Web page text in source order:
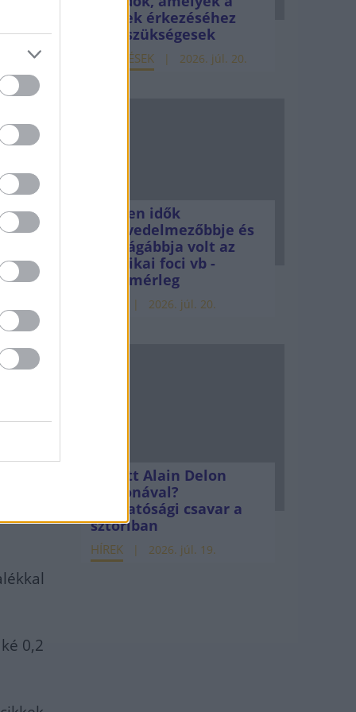
az
a
0,2
pénzek érkezéséhez
még szükségesek
ELEMZÉSEK 2026. júl. 20.
Minden idők
legjövedelmezőbbje és
legdrágábbja volt az
amerikai foci vb -
gyorsmérleg
2026. júl. 20.
Mi lett Alain Delon
vagyonával?
Adóhatósági csavar a
sztoriban
HÍREK 2026. júl. 19.